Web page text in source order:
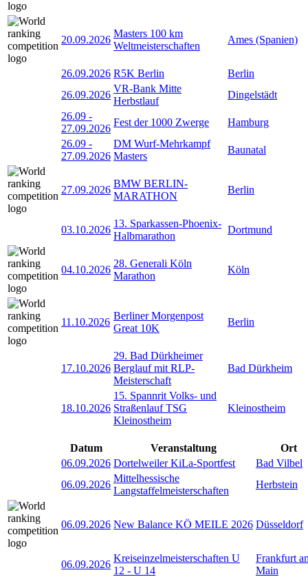
20.09.2026
Masters 100 km
Weltmeisterschaften
Ames (Spanien)
26.09.2026 R5K Berlin
Berlin
26.09.2026
VR-Bank Mitte
Herbstlauf
Dingelstädt
26.09 -
27.09.2026
Fest der 1000 Zwerge
Hamburg
26.09 -
27.09.2026
DM Wurf-Mehrkampf
Masters
Baunatal
27.09.2026
BMW BERLIN-
MARATHON
Berlin
03.10.2026
13. Sparkassen-Phoenix-
Halbmarathon
Dortmund
04.10.2026
28. Generali Köln
Marathon
Köln
11.10.2026
Berliner Morgenpost
Great 10K
Berlin
17.10.2026
29. Bad Dürkheimer
Berglauf mit RLP-
Meisterschaft
Bad Dürkheim
18.10.2026
15. Spannrit Volks- und
Straßenlauf TSG
Kleinostheim
Kleinostheim
Datum Veranstaltung
Ort
06.09.2026 Dortelweiler KiLa-Sportfest
Bad Vilbel
06.09.2026
Mittelhessische
Langstaffelmeisterschaften
Herbstein
06.09.2026 New Balance KÖ MEILE 2026 Düsseldorf
06.09.2026
Kreiseinzelmeisterschaften U
12 - U 14
Frankfurt
Main